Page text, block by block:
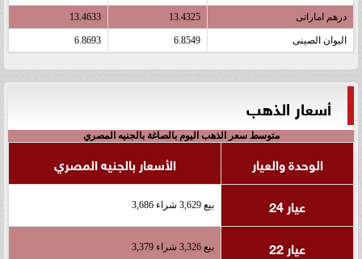
درهم اماراتى 13.4325
13.4633
اليوان الصينى 6.8549
6.8693
أسعار الذهب
متوسط سعر الذهب اليوم بالصاغة بالجنيه المصري
الوحدة والعيار
الأسعار بالجنيه المصري
عيار 24
بيع 3,629 شراء 3,686
عيار 22 بيع 3,326 شراء 3,379